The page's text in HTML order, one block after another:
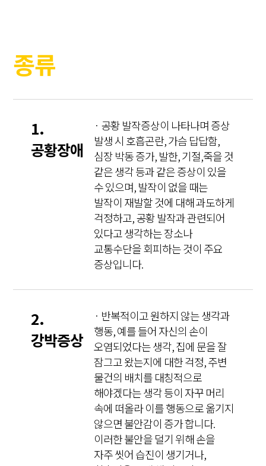
종류
1.
공황장애
· 공황 발작증상이 나타나며 증상
발생 시 호흡곤란, 가슴 답답함,
심장 박동 증가, 발한, 기절,죽을 것
같은 생각 등과 같은 증상이 있을
수 있으며, 발작이 없을 때는
발작이 재발할 것에 대해 과도하게
걱정하고, 공황 발작과 관련되어
있다고 생각하는 장소나
교통수단을 회피하는 것이 주요
증상입니다.
2.
강박증상
· 반복적이고 원하지 않는 생각과
행동, 예를 들어 자신의 손이
오염되었다는 생각, 집에 문을 잘
잠그고 왔는지에 대한 걱정, 주변
물건의 배치를 대칭적으로
해야겠다는 생각 등이 자꾸 머리
속에 떠올라 이를 행동으로 옮기지
않으면 불안감이 증가 합니다.
이러한 불안을 덜기 위해 손을
자주 씻어 습진이 생기거나,